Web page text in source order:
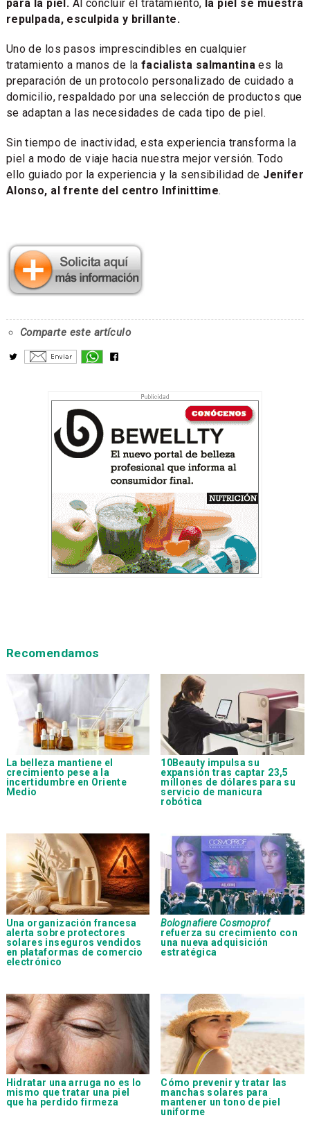
para la piel. Al concluir el tratamiento, la piel se muestra
repulpada, esculpida y brillante.
Uno de los pasos imprescindibles en cualquier
tratamiento a manos de la facialista salmantina es la
preparación de un protocolo personalizado de cuidado a
domicilio, respaldado por una selección de productos que
se adaptan a las necesidades de cada tipo de piel.
Sin tiempo de inactividad, esta experiencia transforma la
piel a modo de viaje hacia nuestra mejor versión. Todo
ello guiado por la experiencia y la sensibilidad de Jenifer
Alonso, al frente del centro Infinittime.
Comparte este artículo
Recomendamos
La belleza mantiene el
crecimiento pese a la
incertidumbre en Oriente
Medio
10Beauty impulsa su
expansión tras captar 23,5
millones de dólares para su
servicio de manicura
robótica
Una organización francesa
alerta sobre protectores
solares inseguros vendidos
en plataformas de comercio
electrónico
Bolognafiere Cosmoprof
refuerza su crecimiento con
una nueva adquisición
estratégica
Hidratar una arruga no es lo
mismo que tratar una piel
que ha perdido firmeza
Cómo prevenir y tratar las
manchas solares para
mantener un tono de piel
uniforme